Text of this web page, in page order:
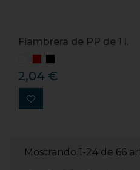
Fiambrera de PP de 1 l.
2,04 €
Mostrando 1-24 de 66